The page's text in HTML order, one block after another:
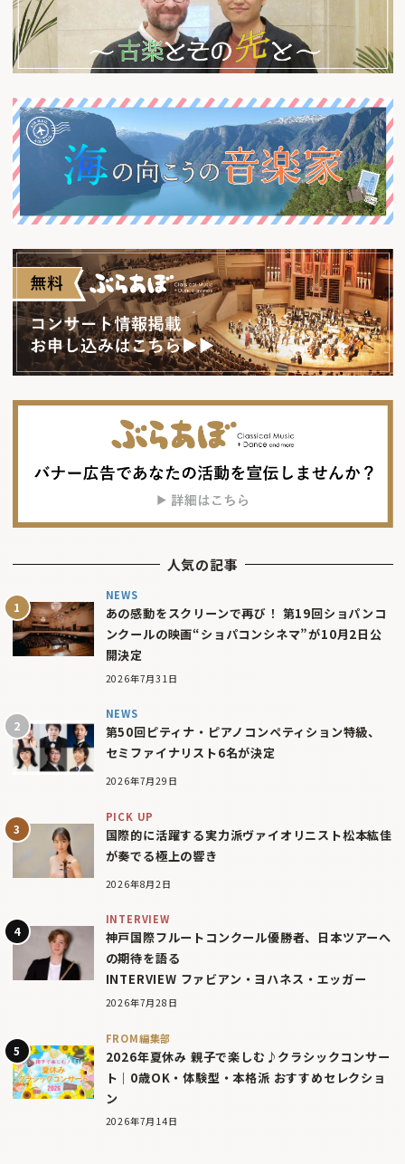
人気の記事
NEWS
あの感動をスクリーンで再び！ 第19回ショパンコ
ンクールの映画“ショパコンシネマ”が10月2日公
開決定
2026年7月31日
NEWS
第50回ピティナ・ピアノコンペティション特級、
セミファイナリスト6名が決定
2026年7月29日
PICK UP
国際的に活躍する実力派ヴァイオリニスト松本紘佳
が奏でる極上の響き
2026年8月2日
INTERVIEW
神戸国際フルートコンクール優勝者、日本ツアーへ
の期待を語る
INTERVIEW ファビアン・ヨハネス・エッガー
2026年7月28日
FROM編集部
2026年夏休み 親子で楽しむ♪クラシックコンサー
ト｜0歳OK・体験型・本格派 おすすめセレクショ
ン
2026年7月14日